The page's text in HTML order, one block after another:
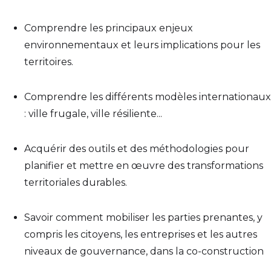
Comprendre les principaux enjeux
environnementaux et leurs implications pour les
territoires.
Comprendre les différents modèles internationaux
: ville frugale, ville résiliente...
Acquérir des outils et des méthodologies pour
planifier et mettre en œuvre des transformations
territoriales durables.
Savoir comment mobiliser les parties prenantes, y
compris les citoyens, les entreprises et les autres
niveaux de gouvernance, dans la co-construction